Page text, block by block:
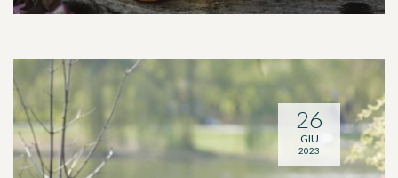
26
GIU
2023